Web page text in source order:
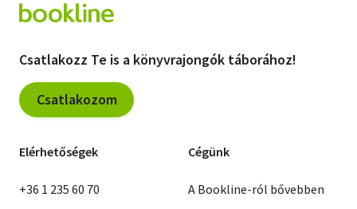
Csatlakozz Te is a könyvrajongók táborához!
Csatlakozom
Elérhetőségek
+36 1 235 60 70
Cégünk
A Bookline-ról bővebben